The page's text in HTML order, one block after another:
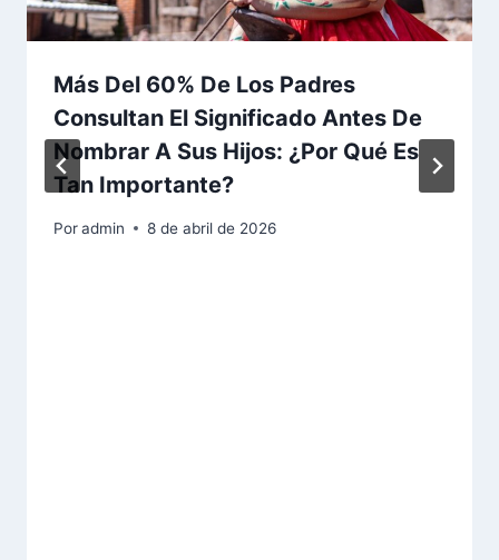
Más Del 60% De Los Padres
Consultan El Significado Antes De
Nombrar A Sus Hijos: ¿Por Qué Es
Tan Importante?
Poradmin 8 de abril de 2026